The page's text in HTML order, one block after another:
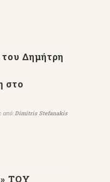
Δημήτρη
στο
από:Dimitris Stefanakis
ΤΟΥ